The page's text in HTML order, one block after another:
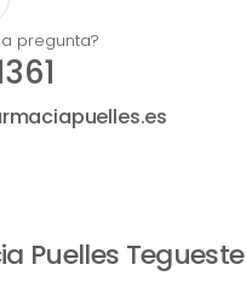
pregunta?
Puelles Tegueste